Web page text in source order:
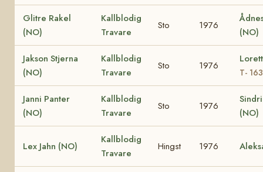
Glitre Rakel
(NO)
Kallblodig
Travare
Sto 1976
(NO)
Jakson Stjerna
(NO)
Kallblodig
Travare
Sto 1976
T-
Janni Panter
(NO)
Kallblodig
Travare
Sto 1976
(NO)
Lex Jahn (NO)
Kallblodig
Travare
Hingst 1976